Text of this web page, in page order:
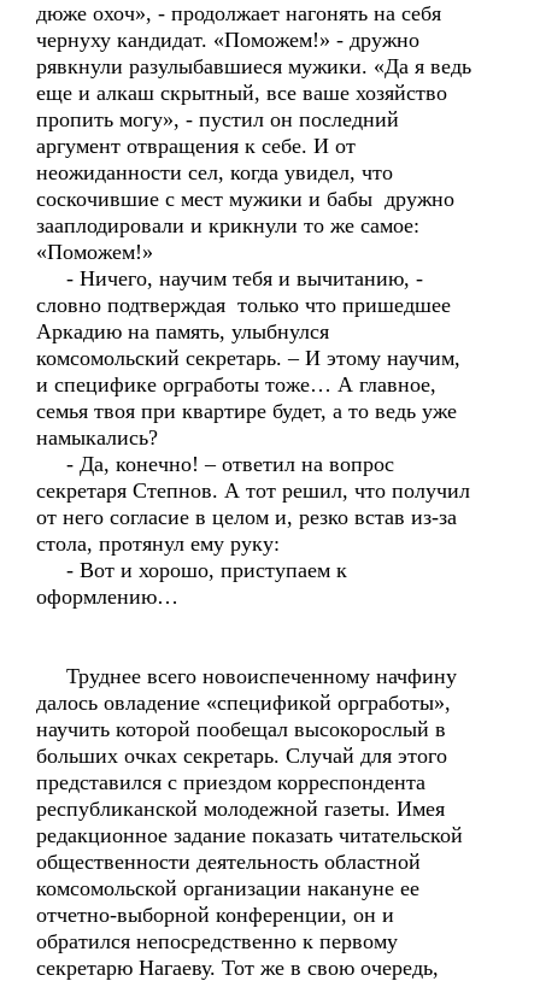
дюже охоч», - продолжает нагонять на себя
чернуху кандидат. «Поможем!» - дружно
рявкнули разулыбавшиеся мужики. «Да я ведь
еще и алкаш скрытный, все ваше хозяйство
пропить могу», - пустил он последний
аргумент отвращения к себе. И от
неожиданности сел, когда увидел, что
соскочившие с мест мужики и бабы дружно
зааплодировали и крикнули то же самое:
«Поможем!»
- Ничего, научим тебя и вычитанию, -
словно подтверждая только что пришедшее
Аркадию на память, улыбнулся
комсомольский секретарь. – И этому научим,
и специфике оргработы тоже… А главное,
семья твоя при квартире будет, а то ведь уже
намыкались?
- Да, конечно! – ответил на вопрос
секретаря Степнов. А тот решил, что получил
от него согласие в целом и, резко встав из-за
стола, протянул ему руку:
- Вот и хорошо, приступаем к
оформлению…
Труднее всего новоиспеченному начфину
далось овладение «спецификой оргработы»,
научить которой пообещал высокорослый в
больших очках секретарь. Случай для этого
представился с приездом корреспондента
республиканской молодежной газеты. Имея
редакционное задание показать читательской
общественности деятельность областной
комсомольской организации накануне ее
отчетно-выборной конференции, он и
обратился непосредственно к первому
секретарю Нагаеву. Тот же в свою очередь,